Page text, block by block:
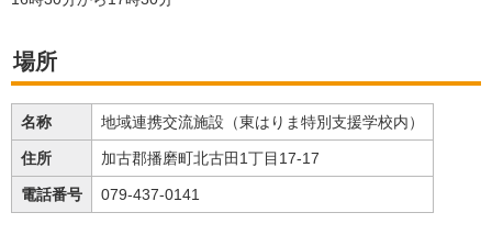
場所
名称 地域連携交流施設（東はりま特別支援学校内）
住所 加古郡播磨町北古田1丁目17-17
電話番号 079-437-0141